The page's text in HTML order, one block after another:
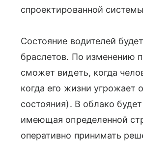
спроектированной
Состояние водителей
браслетов. По изменению
сможет видеть, когда
когда его жизни угрожает
состояния). В облако
имеющая определенной
оперативно принимать